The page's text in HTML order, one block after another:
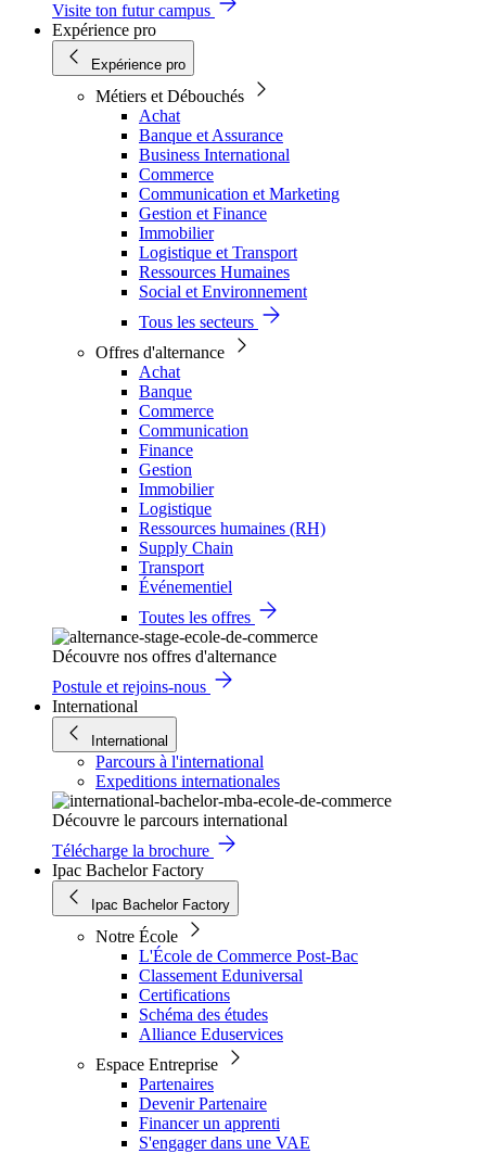
Visite ton futur campus
Expérience pro
Expérience pro
Métiers et Débouchés
Achat
Banque et Assurance
Business International
Commerce
Communication et Marketing
Gestion et Finance
Immobilier
Logistique et Transport
Ressources Humaines
Social et Environnement
Tous les secteurs
Offres d'alternance
Achat
Banque
Commerce
Communication
Finance
Gestion
Immobilier
Logistique
Ressources humaines (RH)
Supply Chain
Transport
Événementiel
Toutes les offres
Découvre nos offres d'alternance
Postule et rejoins-nous
International
International
Parcours à l'international
Expeditions internationales
Découvre le parcours international
Télécharge la brochure
Ipac Bachelor Factory
Ipac Bachelor Factory
Notre École
L'École de Commerce Post-Bac
Classement Eduniversal
Certifications
Schéma des études
Alliance Eduservices
Espace Entreprise
Partenaires
Devenir Partenaire
Financer un apprenti
S'engager dans une VAE